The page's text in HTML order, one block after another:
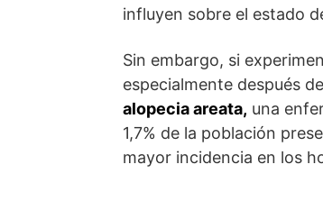
influyen sobre el estado
Sin embargo, si
especialmente después
alopecia areata, una
1,7% de la población
mayor incidencia en los